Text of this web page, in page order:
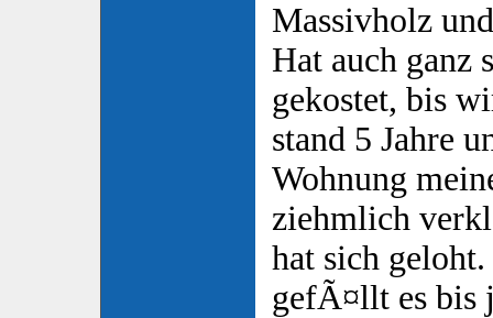
Massivholz
Hat auch ganz
gekostet, bis
stand 5 Jahre
Wohnung
ziehmlich
hat sich
gefÃ¤llt es bis